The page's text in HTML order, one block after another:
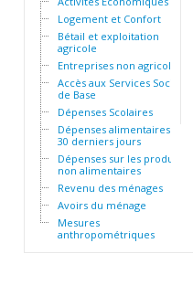
Logement et Confort
Bétail et exploitation
agricole
Entreprises non agricoles
Accès aux Services Sociaux
de Base
Dépenses Scolaires
Dépenses alimentaires des
30 derniers jours
Dépenses sur les produits
non alimentaires
Revenu des ménages
Avoirs du ménage
Mesures
anthropométriques